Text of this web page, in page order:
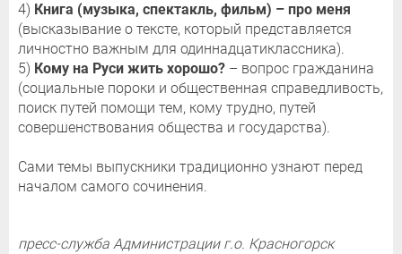
4) Книга (музыка, спектакль, фильм) – про меня
(высказывание о тексте, который представляется
личностно важным для одиннадцатиклассника).
5) Кому на Руси жить хорошо? – вопрос гражданина
(социальные пороки и общественная справедливость,
поиск путей помощи тем, кому трудно, путей
совершенствования общества и государства).
Сами темы выпускники традиционно узнают перед
началом самого сочинения.
пресс-служба Администрации г.о. Красногорск